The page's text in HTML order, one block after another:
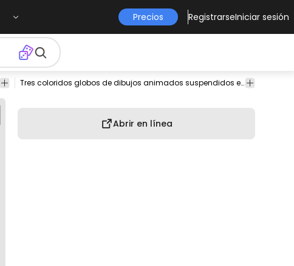
Precios RegistrarseIniciar sesión
estrellas Personajes
Celebración
Amor Tres coloridos globos de dibujos animados suspendidos en el aire. Cada globo está adornado con adorables corazones y estrellas, creando una atmósfera caprichosa y alegre.
Abrir en línea